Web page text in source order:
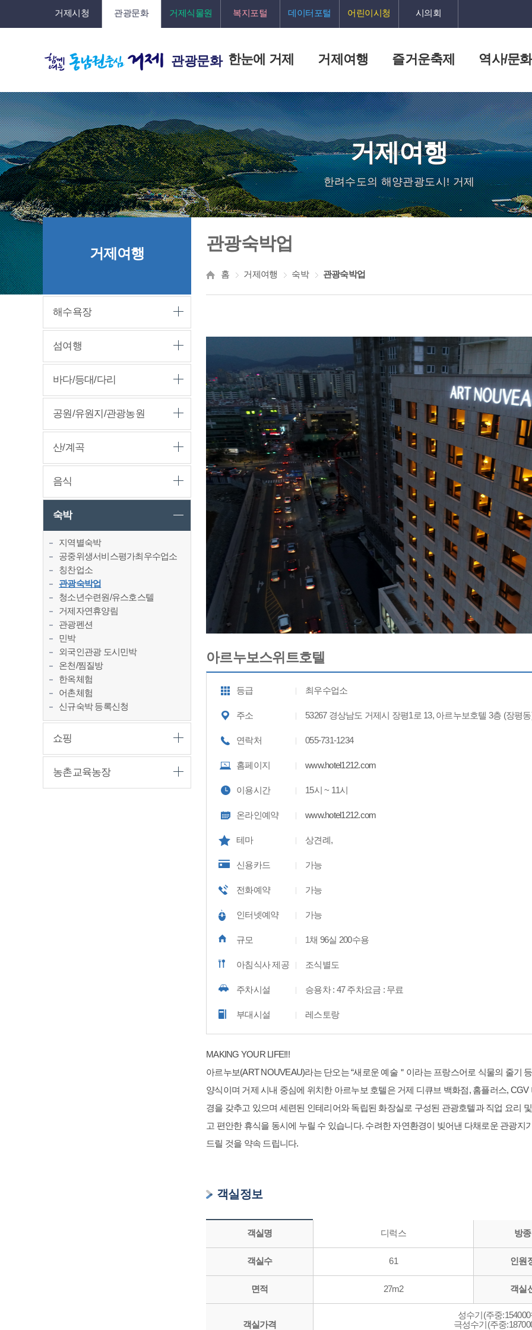
거제시청 관광문화 거제식물원 복지포털 데이터포털 어린이시청 시의회
관광문화 한눈에 거제 거제여행 즐거운축제 역사/문화
거제여행
한려수도의 해양관광도시! 거제
거제여행
해수욕장
섬여행
바다/등대/다리
공원/유원지/관광농원
산/계곡
음식
숙박
지역별숙박
공중위생서비스평가최우수업소
칭찬업소
관광숙박업
청소년수련원/유스호스텔
거제자연휴양림
관광펜션
민박
외국인관광 도시민박
온천/찜질방
한옥체험
어촌체험
신규숙박 등록신청
쇼핑
농촌교육농장
관광숙박업
홈 거제여행 숙박 관광숙박업
아르누보스위트호텔
등급 최우수업소
주소 53267 경상남도 거제시 장평1로 13, 아르누보호텔 3층 (장평
연락처 055-731-1234
홈페이지 www.hotel1212.com
이용시간 15시 ~ 11시
온라인예약 www.hotel1212.com
테마 상견례,
신용카드 가능
전화예약 가능
인터넷예약 가능
규모 1채 96실 200수용
아침식사 제공 조식별도
주차시설 승용차 : 47 주차요금 : 무료
부대시설 레스토랑
MAKING YOUR LIFE!!!
아르누보(ART NOUVEAU)라는 단오는 “새로운 예술＂이라는 프랑스어로 식물의 줄기
양식이며 거제 시내 중심에 위치한 아르누보 호텔은 거제 디큐브 백화점, 홈플러스,
경을 갖추고 있으며 세련된 인테리어와 독립된 화장실로 구성된 관광호텔과 직업 요리
고 편안한 휴식을 동시에 누릴 수 있습니다. 수려한 자연환경이 빚어낸 다채로운 관광
드릴 것을 약속 드립니다.
객실정보
객실명 디럭스 방
객실수 61 인원
면적 27m2 객실
객실가격
성수기(주중
극성수기(주중